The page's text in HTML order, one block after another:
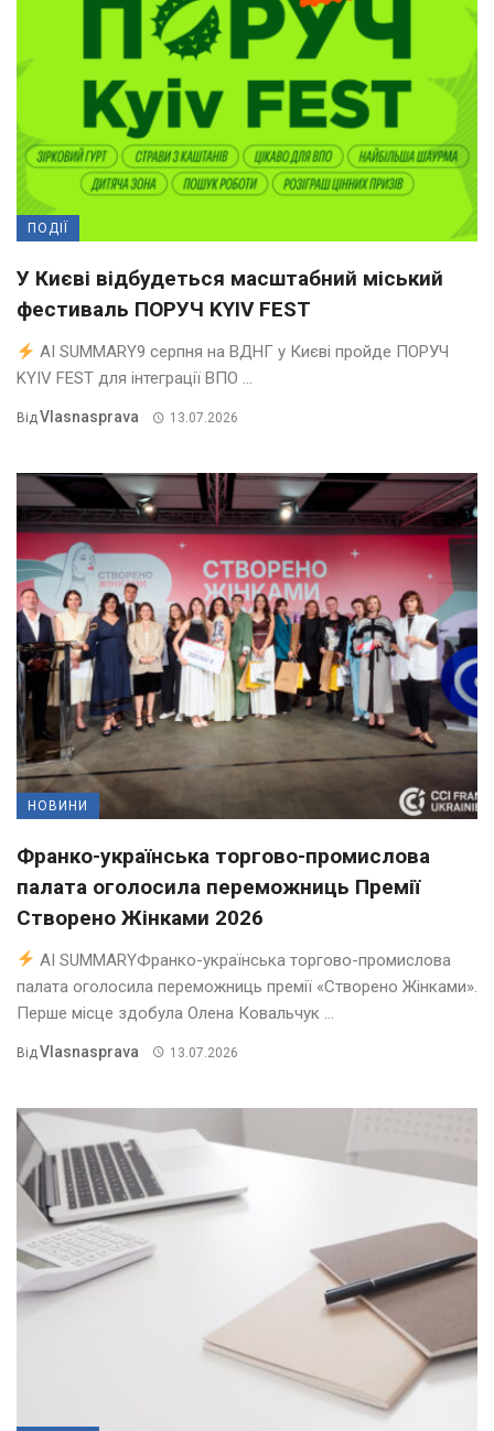
ПОДІЇ
У Києві відбудеться масштабний міський
фестиваль ПОРУЧ KYIV FEST
AI SUMMARY9 серпня на ВДНГ у Києві пройде ПОРУЧ
KYIV FEST для інтеграції ВПО ...
ВідVlasnasprava 13.07.2026
НОВИНИ
Франко-українська торгово-промислова
палата оголосила переможниць Премії
Створено Жінками 2026
AI SUMMARYФранко-українська торгово-промислова
палата оголосила переможниць премії «Створено Жінками».
Перше місце здобула Олена Ковальчук ...
Від Vlasnasprava 13.07.2026